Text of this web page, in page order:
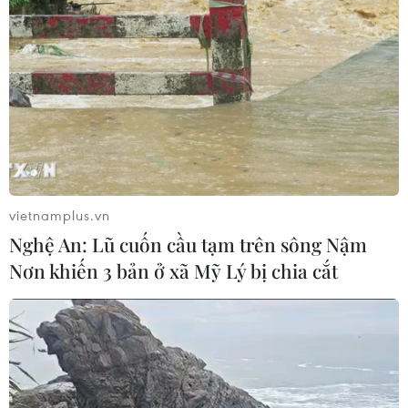
trường tín chỉ carbon rừng
08/08/2026 06:50
Lâm Đồng: Mùa trái chín “mở lối”
cho du lịch nông nghiệp La Dạ
08/08/2026 06:43
Vụ phế liệu bằng sắt, nhọn rơi trên
cao tốc: Tài xế xe chở mắc nhiều lỗi vi
phạm
08/08/2026 06:37
Nghệ An: Lũ cuốn cầu tạm trên sông
vietnamplus.vn
Nghệ An: Lũ cuốn cầu tạm trên sông Nậm
Nơn khiến 3 bản ở xã Mỹ Lý bị chia cắt